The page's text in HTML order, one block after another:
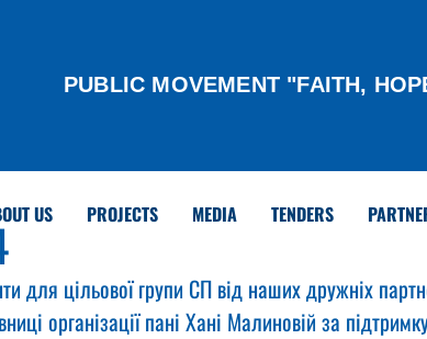
PUBLIC MOVEMENT "FAITH,
US PROJECTS MEDIA TENDERS
для цільової групи СП від наших дружніх
організації пані Хані Малиновій за